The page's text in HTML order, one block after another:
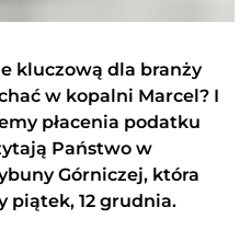
kluczową dla branży
w kopalni Marcel? I
płacenia podatku
Państwo w
Górniczej, która
piątek, 12 grudnia.